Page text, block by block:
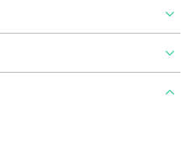
aufgefallen?
Problem